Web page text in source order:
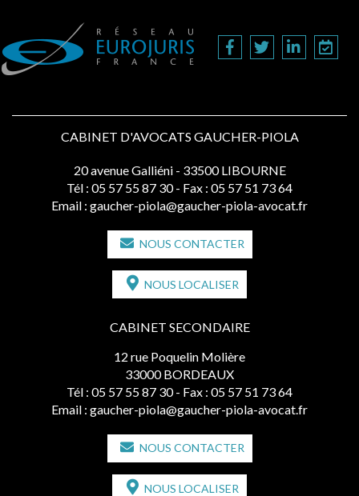
CABINET D'AVOCATS GAUCHER-PIOLA
20 avenue Galliéni - 33500 LIBOURNE
Tél : 05 57 55 87 30 - Fax : 05 57 51 73 64
Email : gaucher-piola@gaucher-piola-avocat.fr
NOUS CONTACTER
NOUS LOCALISER
CABINET SECONDAIRE
12 rue Poquelin Molière
33000 BORDEAUX
Tél : 05 57 55 87 30 - Fax : 05 57 51 73 64
Email : gaucher-piola@gaucher-piola-avocat.fr
NOUS CONTACTER
NOUS LOCALISER